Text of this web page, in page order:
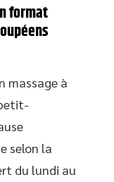
format
massage à
selon la
du lundi au